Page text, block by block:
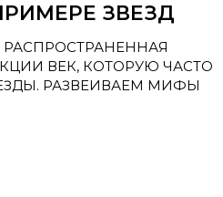
ЗВЕЗД
ВЕК, КОТОРУЮ ЧАСТО
РАЗВЕИВАЕМ МИФЫ